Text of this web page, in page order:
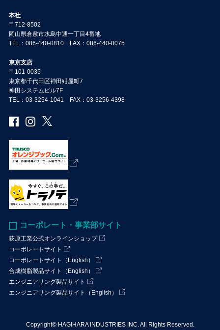
本社
〒712-8502
岡山県倉敷市水島中通一丁目4番地
TEL：086-440-0810 FAX：086-440-0075
東京支店
〒101-0035
東京都千代田区神田紺屋町7
神田システムビル7F
TEL：03-3254-1041 FAX：03-3256-4398
コーポレート・事業部サイト
萩原工業公式オンラインショップ
コーポレートサイト
コーポレートサイト（English）
合成樹脂製品サイト（English）
エンジニアリング製品サイト
エンジニアリング製品サイト（English）
Copyright© HAGIHARA INDUSTRIES INC.All Rights Reserved.